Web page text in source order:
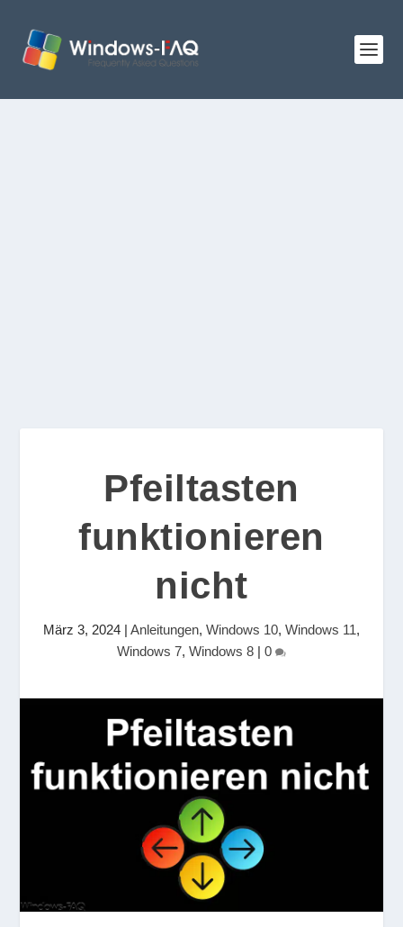
Pfeiltasten
funktionieren
nicht
März 3, 2024 | Anleitungen, Windows 10, Windows 11,
Windows 7, Windows 8 | 0